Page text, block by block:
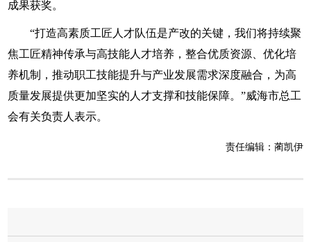
成果获奖。
“打造高素质工匠人才队伍是产改的关键，我们将持续聚
焦工匠精神传承与高技能人才培养，整合优质资源、优化培
养机制，推动职工技能提升与产业发展需求深度融合，为高
质量发展提供更加坚实的人才支撑和技能保障。”威海市总工
会有关负责人表示。
责任编辑： 蔺凯伊